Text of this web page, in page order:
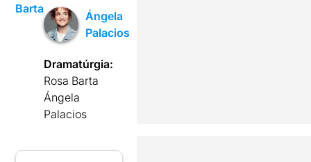
Barta
Ángela
Palacios
Dramatúrgia:
Rosa Barta
Ángela
Palacios